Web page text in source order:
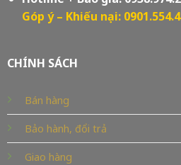
Góp ý – Khiếu nại:
CHÍNH SÁCH
Bán hàng
Bảo hành, đổi trả
Giao hàng